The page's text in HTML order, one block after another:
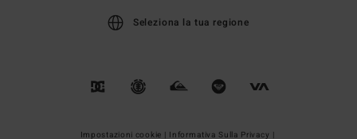
Seleziona la tua regione
Impostazioni cookie | Informativa Sulla Privacy |